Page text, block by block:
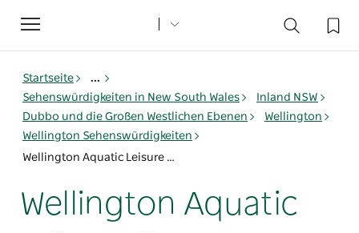
Toggle
navigation
Startseite
...
Sehenswürdigkeiten in New South Wales
Inland NSW
Dubbo und die Großen Westlichen Ebenen
Wellington
Wellington Sehenswürdigkeiten
Wellington Aquatic Leisure Center
Wellington Aquatic